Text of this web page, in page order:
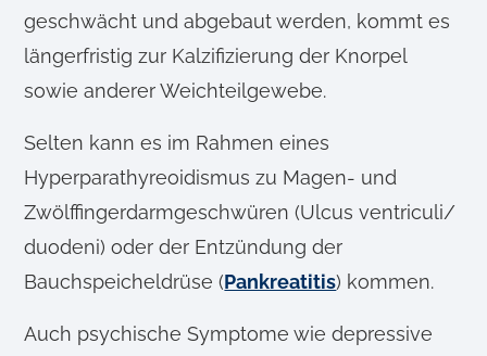
geschwächt und abgebaut werden, kommt es
längerfristig zur Kalzifizierung der Knorpel
sowie anderer Weichteilgewebe.
Selten kann es im Rahmen eines
Hyperparathyreoidismus zu Magen- und
Zwölffingerdarmgeschwüren (Ulcus ventriculi/
duodeni) oder der Entzündung der
Bauchspeicheldrüse (Pankreatitis) kommen.
Auch psychische Symptome wie depressive